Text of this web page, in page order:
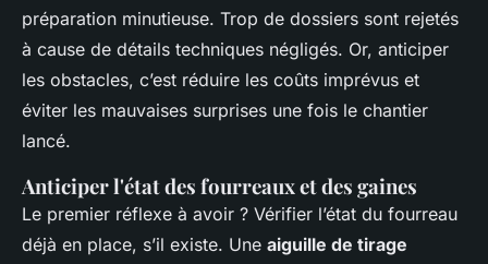
préparation minutieuse. Trop de dossiers sont rejetés
à cause de détails techniques négligés. Or, anticiper
les obstacles, c’est réduire les coûts imprévus et
éviter les mauvaises surprises une fois le chantier
lancé.
Anticiper l'état des fourreaux et des gaines
Le premier réflexe à avoir ? Vérifier l’état du fourreau
déjà en place, s’il existe. Une aiguille de tirage